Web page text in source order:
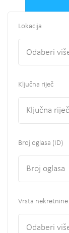
Lokacija
Odaberi
Ključna riječ
Broj oglasa (ID)
Vrsta nekretnine
Odaberi